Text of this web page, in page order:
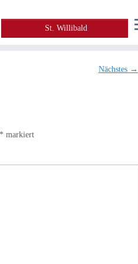
St. Willibald
Nächstes →
* markiert